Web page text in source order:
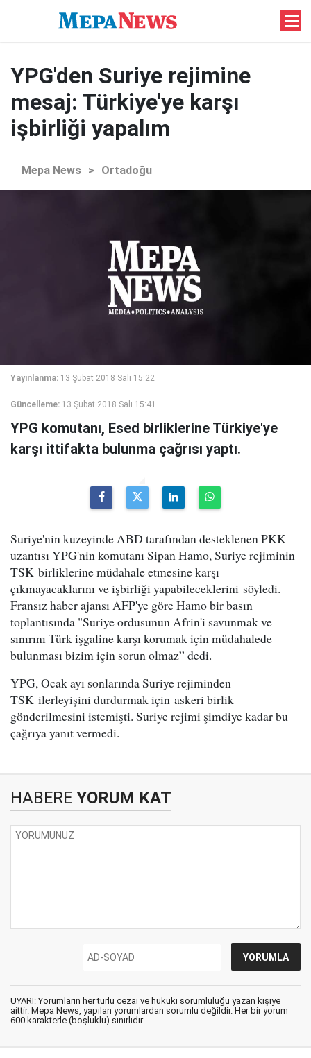
YPG'den Suriye rejimine
mesaj: Türkiye'ye karşı
işbirliği yapalım
Mepa News > Ortadoğu
Yayınlanma: 13 Şubat 2018 Salı 15:22
Güncelleme: 13 Şubat 2018 Salı 15:41
YPG komutanı, Esed birliklerine Türkiye'ye
karşı ittifakta bulunma çağrısı yaptı.
Suriye'nin kuzeyinde ABD tarafından desteklenen PKK
uzantısı YPG'nin komutanı Sipan Hamo, Suriye rejiminin
TSK birliklerine müdahale etmesine karşı
çıkmayacaklarını ve işbirliği yapabileceklerini söyledi.
Fransız haber ajansı AFP'ye göre Hamo bir basın
toplantısında "Suriye ordusunun Afrin'i savunmak ve
sınırını Türk işgaline karşı korumak için müdahalede
bulunması bizim için sorun olmaz” dedi.
YPG, Ocak ayı sonlarında Suriye rejiminden
TSK ilerleyişini durdurmak için askeri birlik
gönderilmesini istemişti. Suriye rejimi şimdiye kadar bu
çağrıya yanıt vermedi.
HABERE YORUM KAT
UYARI: Yorumların her türlü cezai ve hukuki sorumluluğu yazan kişiye
aittir. Mepa News, yapılan yorumlardan sorumlu değildir. Her bir yorum
600 karakterle (boşluklu) sınırlıdır.